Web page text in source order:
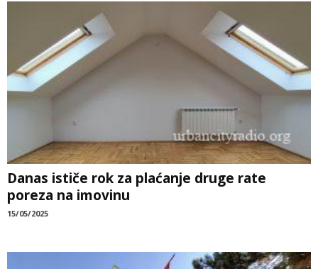
Danas ističe rok za plaćanje druge rate
poreza na imovinu
15/05/2025